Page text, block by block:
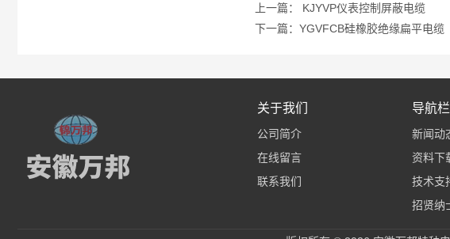
上一篇： KJYVP仪表控制屏蔽电缆
下一篇： YGVFCB硅橡胶绝缘扁平电缆
关于我们
公司简介
在线留言
联系我们
导航
新闻动
资料下
技术支
招贤纳